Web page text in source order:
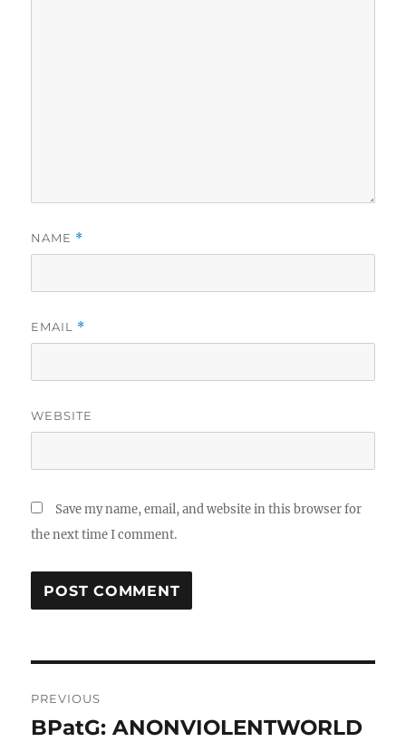
NAME *
EMAIL *
WEBSITE
Save my name, email, and website in this browser for
the next time I comment.
navigation
PREVIOUS
Previous
BPatG: ANONVIOLENTWORLD